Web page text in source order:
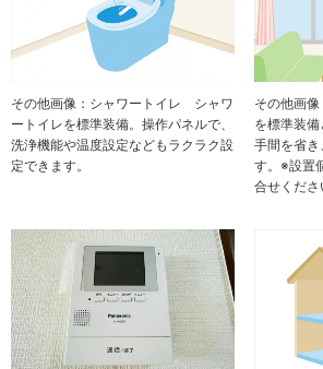
その他画像：シャワートイレ シャワ
ートイレを標準装備。操作パネルで、
洗浄機能や温度設定などもラクラク設
定できます。
その他画
を標準装
手間を省
す。※設置
合せくださ